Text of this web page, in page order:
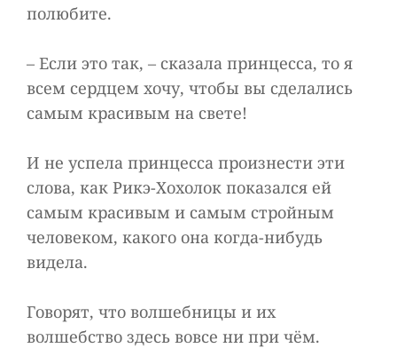
полюбите.
– Если это так, – сказала принцесса, то я
всем сердцем хочу, чтобы вы сделались
самым красивым на свете!
И не успела принцесса произнести эти
слова, как Рикэ-Хохолок показался ей
самым красивым и самым стройным
человеком, какого она когда-нибудь
видела.
Говорят, что волшебницы и их
волшебство здесь вовсе ни при чём.